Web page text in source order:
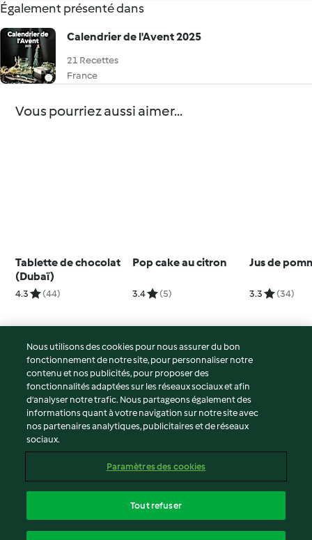
Également présenté dans
Calendrier de l'Avent 2025
21 Recettes
France
Vous pourriez aussi aimer...
Tablette de chocolat
(Dubaï)
4.3 (44)
Pop cake au citron
3.4 (5)
Jus de
3.3 (34)
© Copyright 2026
Conditions d'utilisation
Politique de confidentialité
Non-responsabilité
Mentions légales
Contenu du rapport
Déclaration d'accessibilité
Nous utilisons des cookies pour nous assurer du bon
fonctionnement de notre site, pour personnaliser notre
contenu et nos publicités, pour proposer des
fonctionnalités adaptées sur les réseaux sociaux et afin
d’analyser notre trafic. Nous partageons également des
informations quant à votre navigation sur notre site avec
nos partenaires analytiques, publicitaires et de réseaux
sociaux.
Paramètres des cookies
Tout refuser